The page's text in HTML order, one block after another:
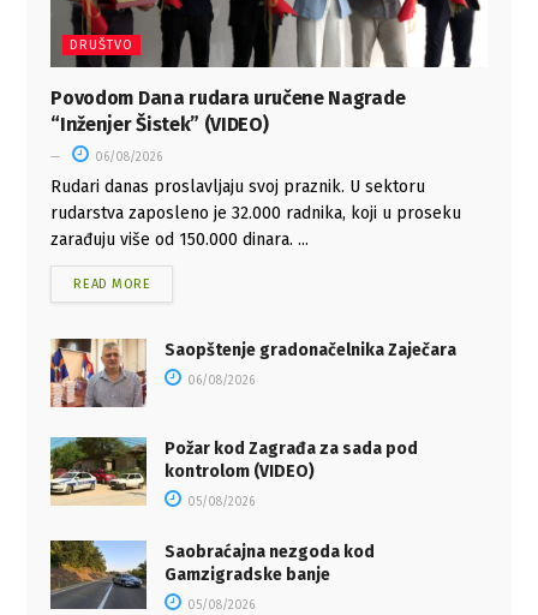
DRUŠTVO
Povodom Dana rudara uručene Nagrade
“Inženjer Šistek” (VIDEO)
06/08/2026
Rudari danas proslavljaju svoj praznik. U sektoru
rudarstva zaposleno je 32.000 radnika, koji u proseku
zarađuju više od 150.000 dinara. ...
READ MORE
Saopštenje gradonačelnika Zaječara
06/08/2026
Požar kod Zagrađa za sada pod
kontrolom (VIDEO)
05/08/2026
Saobraćajna nezgoda kod
Gamzigradske banje
05/08/2026